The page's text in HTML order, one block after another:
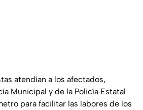
atendían a los afectados,
Municipal y de la Policía Estatal
para facilitar las labores de los